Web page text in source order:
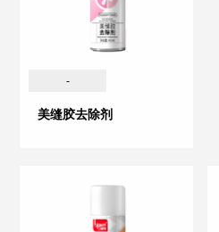
-
美缝胶去除剂